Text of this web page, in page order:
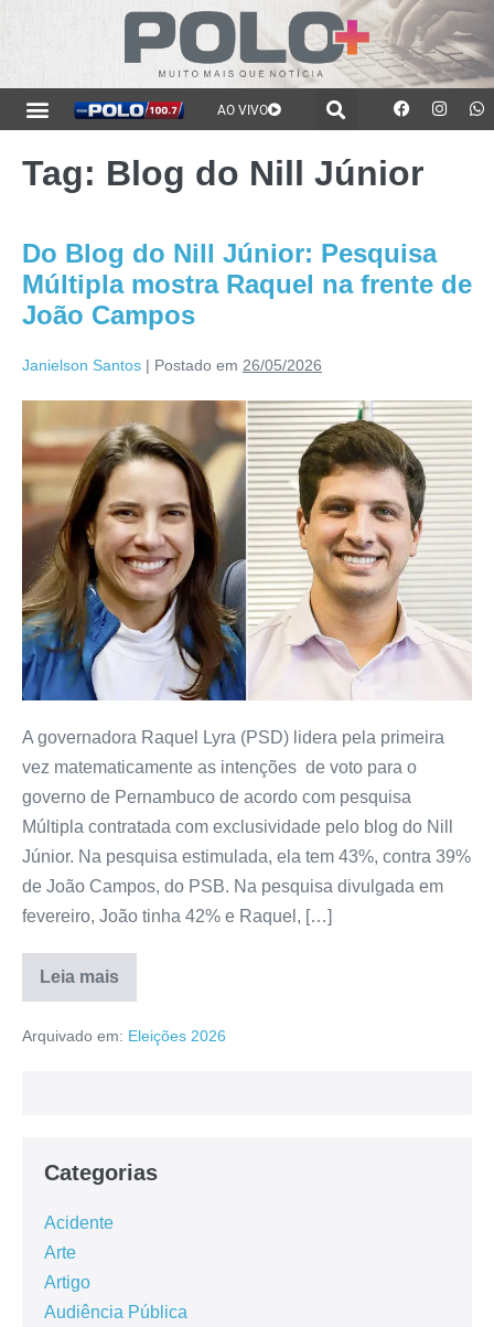
AO VIVO
Tag: Blog do Nill Júnior
Do Blog do Nill Júnior: Pesquisa
Múltipla mostra Raquel na frente de
João Campos
Janielson Santos | Postado em 26/05/2026
A governadora Raquel Lyra (PSD) lidera pela primeira
vez matematicamente as intenções de voto para o
governo de Pernambuco de acordo com pesquisa
Múltipla contratada com exclusividade pelo blog do Nill
Júnior. Na pesquisa estimulada, ela tem 43%, contra 39%
de João Campos, do PSB. Na pesquisa divulgada em
fevereiro, João tinha 42% e Raquel, […]
Leia mais
Arquivado em: Eleições 2026
Categorias
Acidente
Arte
Artigo
Audiência Pública